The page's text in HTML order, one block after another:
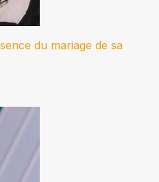
du mariage de sa